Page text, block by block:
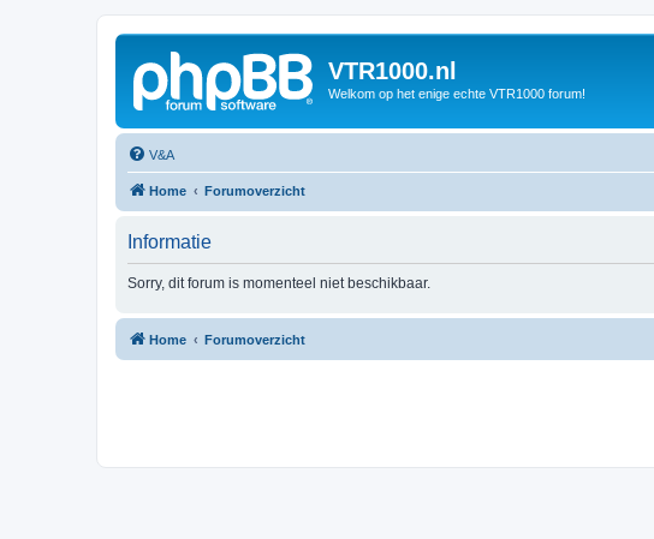
VTR1000.nl
Welkom op het enige echte VTR1000 forum!
V&A
Home Forumoverzicht
Informatie
Sorry, dit forum is momenteel niet beschikbaar.
Home Forumoverzicht